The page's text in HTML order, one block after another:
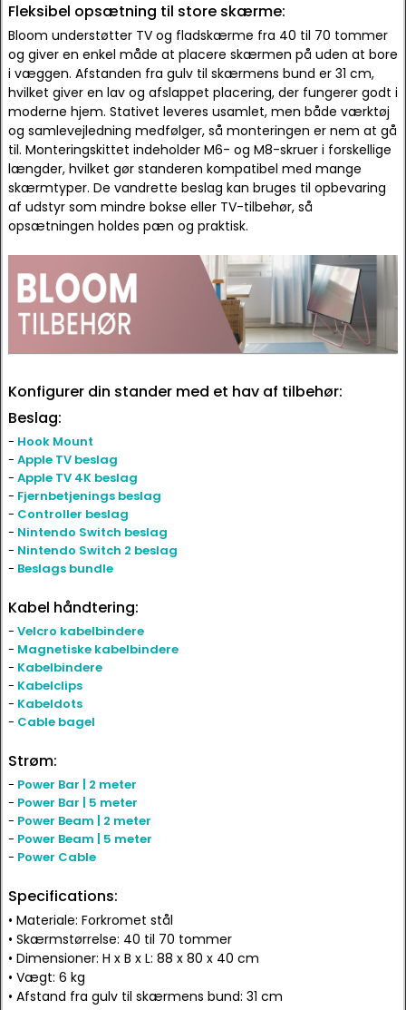
Fleksibel opsætning til store skærme:
Bloom understøtter TV og fladskærme fra 40 til 70 tommer
og giver en enkel måde at placere skærmen på uden at bore
i væggen. Afstanden fra gulv til skærmens bund er 31 cm,
hvilket giver en lav og afslappet placering, der fungerer godt i
moderne hjem. Stativet leveres usamlet, men både værktøj
og samlevejledning medfølger, så monteringen er nem at gå
til. Monteringskittet indeholder M6- og M8-skruer i forskellige
længder, hvilket gør standeren kompatibel med mange
skærmtyper. De vandrette beslag kan bruges til opbevaring
af udstyr som mindre bokse eller TV-tilbehør, så
opsætningen holdes pæn og praktisk.
Konfigurer din stander med et hav af tilbehør:
Beslag:
- Hook Mount
- Apple TV beslag
- Apple TV 4K beslag
- Fjernbetjenings beslag
- Controller beslag
- Nintendo Switch beslag
- Nintendo Switch 2 beslag
- Beslags bundle
Kabel håndtering:
- Velcro kabelbindere
- Magnetiske kabelbindere
- Kabelbindere
- Kabelclips
- Kabeldots
- Cable bagel
Strøm:
- Power Bar | 2 meter
- Power Bar | 5 meter
- Power Beam | 2 meter
- Power Beam | 5 meter
- Power Cable
Specifications:
• Materiale: Forkromet stål
• Skærmstørrelse: 40 til 70 tommer
• Dimensioner: H x B x L: 88 x 80 x 40 cm
• Vægt: 6 kg
• Afstand fra gulv til skærmens bund: 31 cm